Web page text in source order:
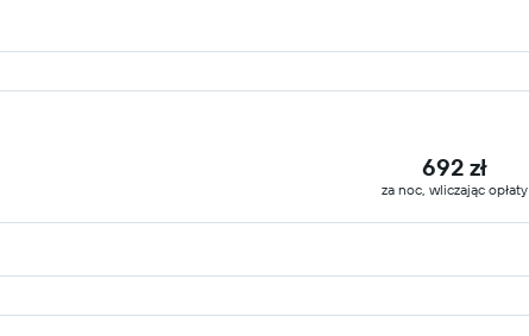
692 zł
za noc, wliczając opłaty